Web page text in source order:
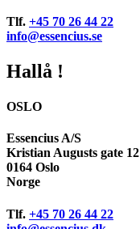
Tlf. +45 70 26 44 22
info@essencius.se
Hallå !
OSLO
Essencius A/S
Kristian Augusts gate 12
0164 Oslo
Norge
Tlf. +45 70 26 44 22